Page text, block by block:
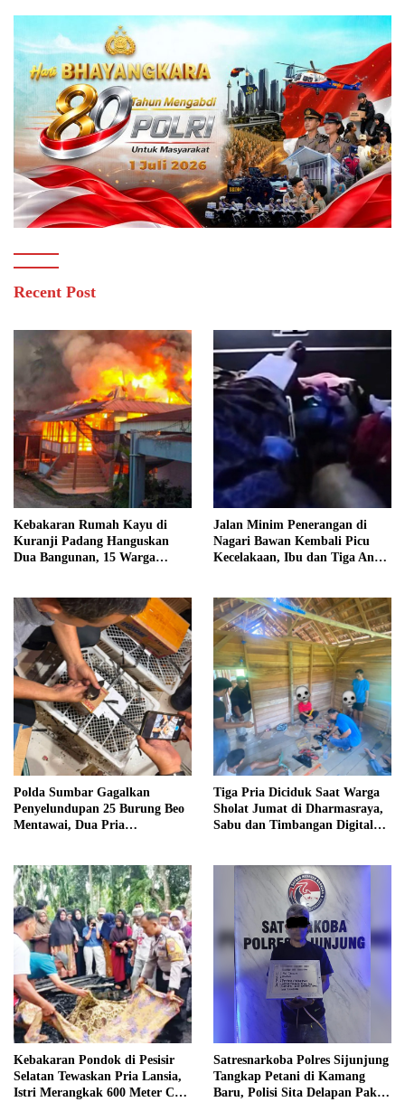
Recent Post
Kebakaran Rumah Kayu di
Kuranji Padang Hanguskan
Dua Bangunan, 15 Warga
Jalan Minim Penerangan di
Nagari Bawan Kembali Picu
Kecelakaan, Ibu dan Tiga Anak
Polda Sumbar Gagalkan
Penyelundupan 25 Burung Beo
Mentawai, Dua Pria
Tiga Pria Diciduk Saat Warga
Sholat Jumat di Dharmasraya,
Sabu dan Timbangan Digital
Kebakaran Pondok di Pesisir
Selatan Tewaskan Pria Lansia,
Istri Merangkak 600 Meter Cari
Satresnarkoba Polres Sijunjung
Tangkap Petani di Kamang
Baru, Polisi Sita Delapan Paket